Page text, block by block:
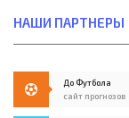
НАШИ ПАРТНЕРЫ
До Футбола
сайт прогнозов